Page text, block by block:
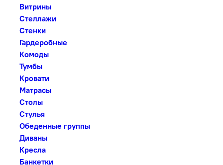
Витрины
Стеллажи
Стенки
Гардеробные
Комоды
Тумбы
Кровати
Матрасы
Столы
Стулья
Обеденные группы
Диваны
Кресла
Банкетки